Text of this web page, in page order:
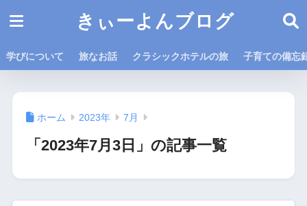
きぃーよんブログ
学びについて 旅なお話 クラシックホテルの旅 子育ての備忘
ホーム 2023年 7月
「2023年7月3日」の記事一覧